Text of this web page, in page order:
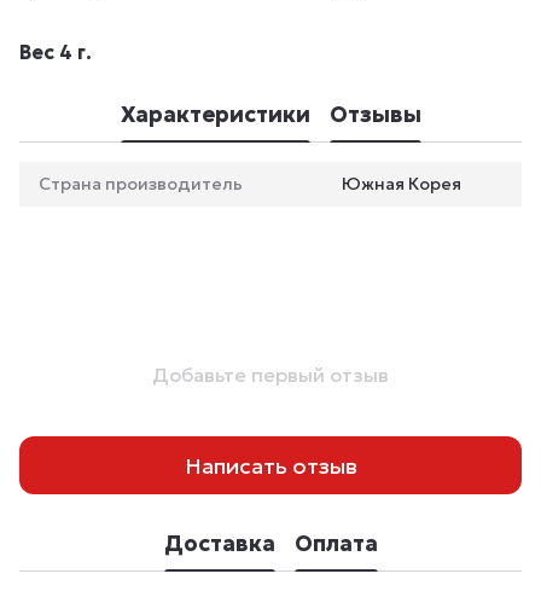
Вес 4 г.
Характеристики Отзывы
Страна производитель Южная Корея
Добавьте первый отзыв
Написать отзыв
Доставка Оплата